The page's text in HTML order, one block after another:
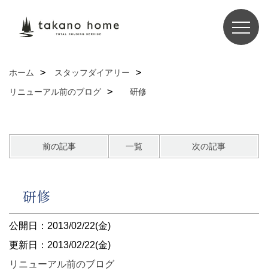
ホーム
スタッフダイアリー
リニューアル前のブログ
研修
前の記事 一覧 次の記事
研修
公開日：2013/02/22(金)
更新日：2013/02/22(金)
リニューアル前のブログ